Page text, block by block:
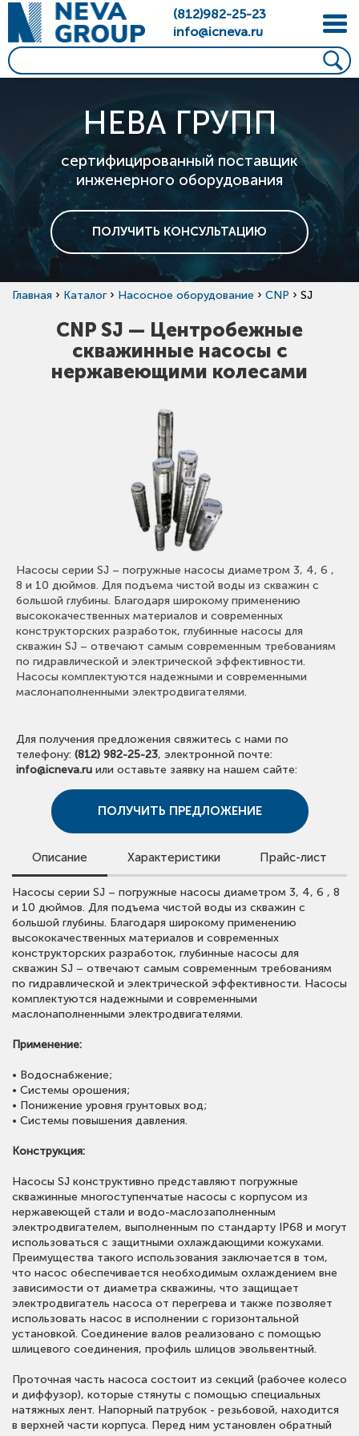
(812)982-25-23
info@icneva.ru
НЕВА ГРУПП
сертифицированный поставщик
инженерного оборудования
ПОЛУЧИТЬ КОНСУЛЬТАЦИЮ
Главная › Каталог › Насосное оборудование › CNP › SJ
CNP SJ — Центробежные
скважинные насосы с
нержавеющими колесами
Насосы серии SJ – погружные насосы диаметром 3, 4, 6 ,
8 и 10 дюймов. Для подъема чистой воды из скважин с
большой глубины. Благодаря широкому применению
высококачественных материалов и современных
конструкторских разработок, глубинные насосы для
скважин SJ – отвечают самым современным требованиям
по гидравлической и электрической эффективности.
Насосы комплектуются надежными и современными
маслонаполненными электродвигателями.
Для получения предложения свяжитесь с нами по
телефону: (812) 982-25-23, электронной почте:
info@icneva.ru или оставьте заявку на нашем сайте:
ПОЛУЧИТЬ ПРЕДЛОЖЕНИЕ
Описание Характеристики Прайс-лист
Насосы серии SJ – погружные насосы диаметром 3, 4, 6 , 8
и 10 дюймов. Для подъема чистой воды из скважин с
большой глубины. Благодаря широкому применению
высококачественных материалов и современных
конструкторских разработок, глубинные насосы для
скважин SJ – отвечают самым современным требованиям
по гидравлической и электрической эффективности. Насосы
комплектуются надежными и современными
маслонаполненными электродвигателями.
Применение:
• Водоснабжение;
• Системы орошения;
• Понижение уровня грунтовых вод;
• Системы повышения давления.
Конструкция:
Насосы SJ конструктивно представляют погружные
скважинные многоступенчатые насосы с корпусом из
нержавеющей стали и водо-маслозаполненным
электродвигателем, выполненным по стандарту IP68 и могут
использоваться с защитными охлаждающими кожухами.
Преимущества такого использования заключается в том,
что насос обеспечивается необходимым охлаждением вне
зависимости от диаметра скважины, что защищает
электродвигатель насоса от перегрева и также позволяет
использовать насос в исполнении с горизонтальной
установкой. Соединение валов реализовано с помощью
шлицевого соединения, профиль шлицов эвольвентный.
Проточная часть насоса состоит из секций (рабочее колесо
и диффузор), которые стянуты с помощью специальных
натяжных лент. Напорный патрубок - резьбовой, находится
в верхней части корпуса. Перед ним установлен обратный
• Расход:до 240 м³/ч;
•Напор:до 380 м;
•Мощность:до 110 кВт;
•Температура рабочей среды:до +25 °С;
•Максимальное рабочее давление:до 38 бар;
•Материалы насосов:корпус, вал, рабочее колесо –
нержавеющая сталь;
•Класс энергоэффективности:не классифицируются;
•Частота вращения:2900 об/мин;
Для просмотра цен скачайте прайс-лист.
Обращаем внимание, что в прайс-листе указаны сметные
стоимости.
Для получения предложения со скидкой оставьте заявку
или свяжитесь с нами.
ОТКРЫТЬ ПРАЙС ЛИСТ CNP